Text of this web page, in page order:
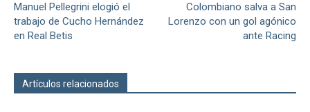
Manuel Pellegrini elogió el
trabajo de Cucho Hernández
en Real Betis
Colombiano salva a San
Lorenzo con un gol agónico
ante Racing
Artículos relacionados